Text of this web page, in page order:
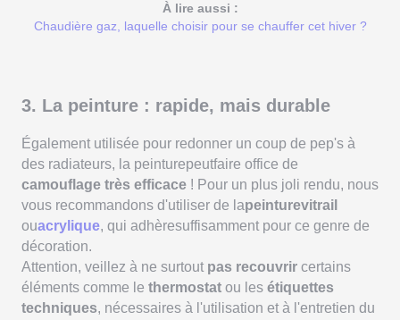
À lire aussi :
Chaudière gaz, laquelle choisir pour se chauffer cet hiver ?
3. La peinture : rapide, mais durable
Également utilisée pour redonner un coup de pep's à
des radiateurs, la peinturepeutfaire office de
camouflage très efficace ! Pour un plus joli rendu, nous
vous recommandons d'utiliser de lapeinturevitrail
ouacrylique, qui adhèresuffisamment pour ce genre de
décoration.
Attention, veillez à ne surtout pas recouvrir certains
éléments comme le thermostat ou les étiquettes
techniques, nécessaires à l'utilisation et à l'entretien du